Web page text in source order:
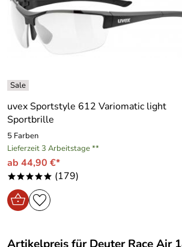
Volumen:
14+ 3 Liter
uvex Sportstyle 612 Variomatic light
Sportbrille
5 Farben
Lieferzeit 3 Arbeitstage **
ab 44,90 €*
***** (179)